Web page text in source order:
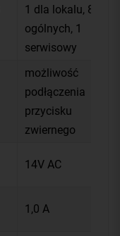
1 dla lokalu, 8
ogólnych, 1
serwisowy
możliwość
podłączenia
przycisku
zwiernego
14V AC
1,0 A